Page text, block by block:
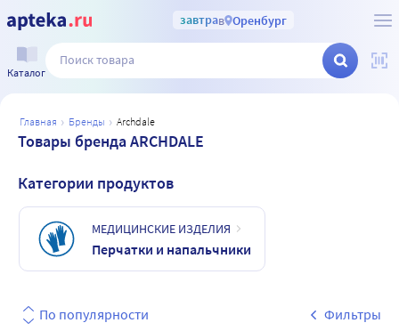
завтрав Оренбург
Каталог
главная бренды archdale
Товары бренда ARCHDALE
Категории продуктов
МЕДИЦИНСКИЕ ИЗДЕЛИЯ
Перчатки и напальчники
По популярности Фильтры